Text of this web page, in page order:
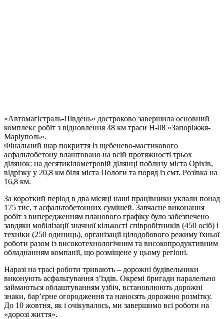
«Автомагістраль-Південь» достроково завершила основний
комплекс робіт з відновлення 48 км траси Н-08 «Запоріжжя-
Маріуполь».
Фінальний шар покриття із щебенево-мастикового
асфальтобетону влаштовано на всій протяжності трьох
ділянок: на десятикілометровій ділянці поблизу міста Оріхів,
відрізку у 20,8 км біля міста Пологи та поряд із смт. Розівка на
16,8 км.
За короткий період в два місяці наші працівники уклали понад
175 тис. т асфальтобетонних сумішей. Завчасне виконання
робіт з випередженням планового графіку було забезпечено
завдяки мобілізації значної кількості співробітників (450 осіб) і
техніки (250 одиниць), організації цілодобового режиму їхньої
роботи разом із високотехнологічним та високопродуктивним
обладнанням компанії, що розміщене у цьому регіоні.
Наразі на трасі роботи тривають – дорожні будівельники
виконують асфальтування з’їздів. Окремі бригади паралельно
займаються облаштуванням узбіч, встановлюють дорожні
знаки, бар’єрне огородження та наносять дорожню розмітку.
До 10 жовтня, як і очікувалось, ми завершимо всі роботи на
«дорозі життя».